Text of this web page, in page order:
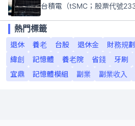
熱門標籤
退休
養老 台股 退休金 財務規劃
緯創
記憶體 養老院 省錢 牙刷
宜鼎
記憶體模組 副業 副業收入